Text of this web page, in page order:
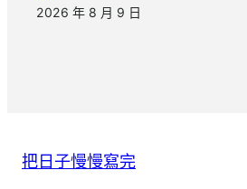
2026 年 8 月 9 日
把日子慢慢寫完